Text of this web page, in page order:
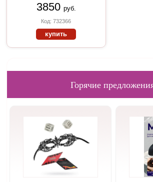
3850 руб.
Код: 732366
купить
Горячие